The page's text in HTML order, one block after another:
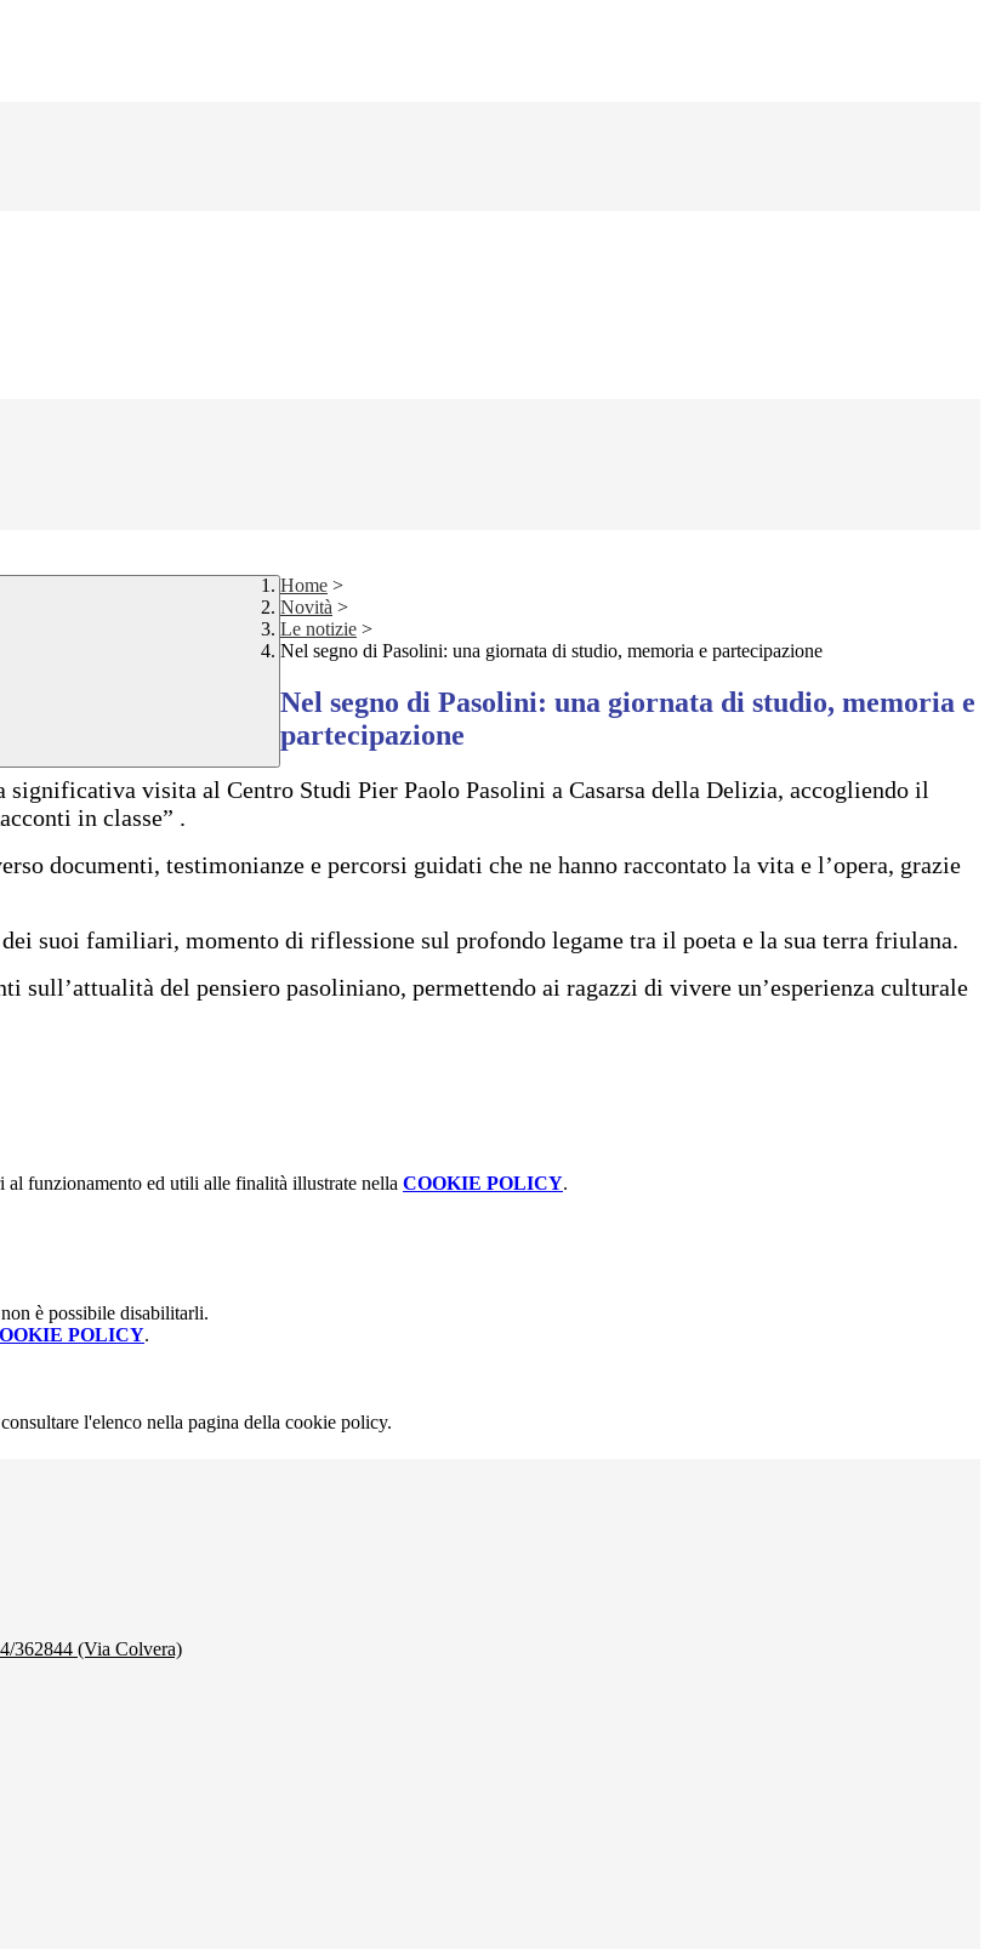
Home >
Novità >
Le notizie >
Nel segno di Pasolini: una giornata di studio, memoria e partecipazione
Nel segno di Pasolini: una giornata di studio, memoria e
partecipazione
visita al Centro Studi Pier Paolo Pasolini a Casarsa della Delizia, accogliendo il
in classe” .
documenti, testimonianze e percorsi guidati che ne hanno raccontato la vita e l’opera, grazie
suoi familiari, momento di riflessione sul profondo legame tra il poeta e la sua terra friulana.
del pensiero pasoliniano, permettendo ai ragazzi di vivere un’esperienza culturale
funzionamento ed utili alle finalità illustrate nella COOKIE POLICY.
è possibile disabilitarli.
POLICY.
l'elenco nella pagina della cookie policy.
362844 (Via Colvera)